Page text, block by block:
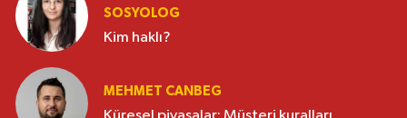
SOSYOLOG
Kim haklı?
MEHMET CANBEG